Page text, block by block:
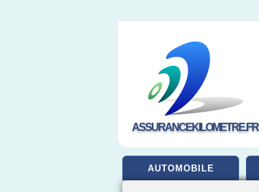
ASSURANCEKILOMETRE.FR
AUTOMOBILE